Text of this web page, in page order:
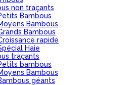
non traçants
Bambous
Bambous
Bambous
rapide
Haie
traçants
bambous
Bambous
géants